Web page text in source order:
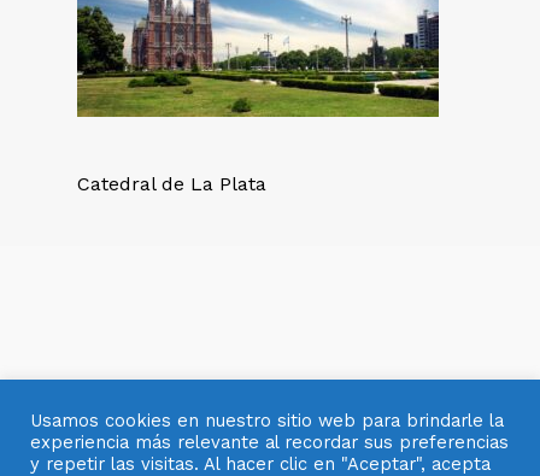
Catedral de La Plata
Usamos cookies en nuestro sitio web para brindarle la
experiencia más relevante al recordar sus preferencias
y repetir las visitas. Al hacer clic en "Aceptar", acepta